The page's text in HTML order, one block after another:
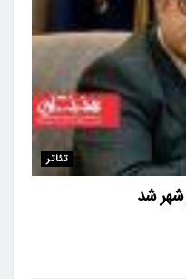
تئاتر
شهر شد